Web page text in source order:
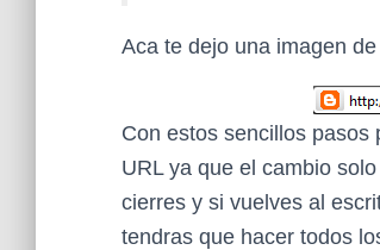
Aca te dejo una imagen
Con estos sencillos pasos
URL ya que el cambio
cierres y si vuelves al
tendras que hacer todos